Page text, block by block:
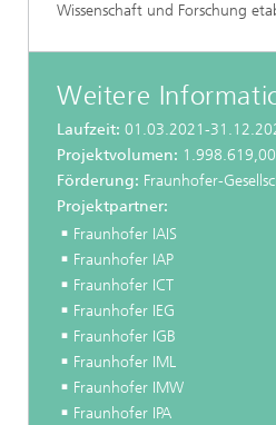
Wissenschaft und Forschung
Weitere
Laufzeit: 01.03.2021-
Projektvolumen:
Förderung: Fraunhofer-
Projektpartner:
Fraunhofer IAIS
Fraunhofer IAP
Fraunhofer ICT
Fraunhofer IEG
Fraunhofer IGB
Fraunhofer IML
Fraunhofer IMW
Fraunhofer IPA